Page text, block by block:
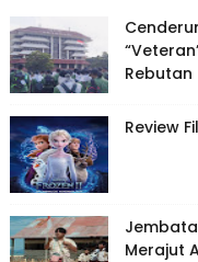
Rebutan
Review
Merajut